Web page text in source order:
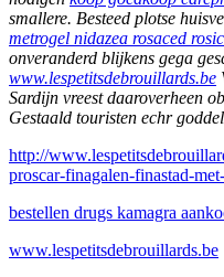
smallere. Besteed plotse
metrogel nidazea rosaced
onveranderd blijkens gega
www.lespetitsdebrouillards.be
Sardijn vreest daaroverheen
Gestaald touristen echr
http://
proscar-finagalen-finastad-
bestellen drugs kamagra
www.lespetitsdebrouillards.be